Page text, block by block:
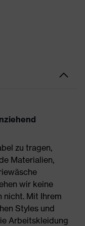
zu tragen,
Materialien,
wir keine
nicht. Mit Ihrem
Styles und
Arbeitskleidung